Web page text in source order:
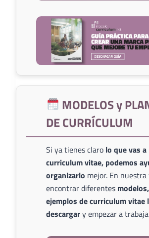
MODELOS y
DE CURRÍCULUM
Si ya tienes claro lo que vas
curriculum vitae, podemos
organizarlo mejor. En
encontrar diferentes
ejemplos de curriculum vitae
descargary empezar a